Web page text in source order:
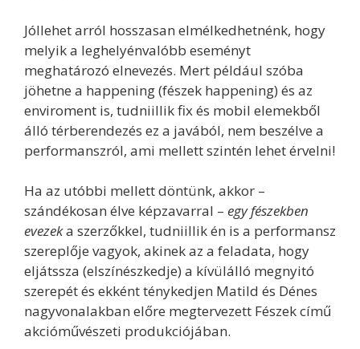
Jóllehet arról hosszasan elmélkedhetnénk, hogy
melyik a leghelyénvalóbb eseményt
meghatározó elnevezés. Mert például szóba
jöhetne a happening (fészek happening) és az
enviroment is, tudniillik fix és mobil elemekből
álló térberendezés ez a javából, nem beszélve a
performanszról, ami mellett szintén lehet érvelni!
Ha az utóbbi mellett döntünk, akkor –
szándékosan élve képzavarral – egy fészekben
evezeka szerzőkkel, tudniillik én is a performansz
szereplője vagyok, akinek az a feladata, hogy
eljátssza (elszínészkedje) a kívülálló megnyitó
szerepét és ekként ténykedjen Matild és Dénes
nagyvonalakban előre megtervezett Fészek című
akcióművészeti produkciójában.